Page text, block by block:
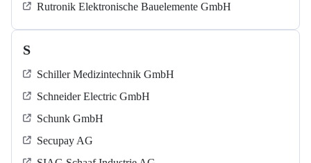
Rutronik Elektronische Bauelemente GmbH
S
Schiller Medizintechnik GmbH
Schneider Electric GmbH
Schunk GmbH
Secupay AG